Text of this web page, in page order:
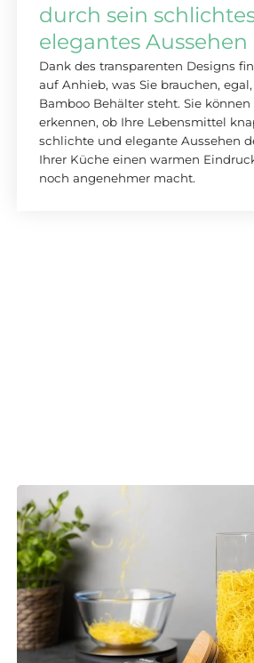
durch sein
elegantes Aussehen
Dank des transparenten Designs
auf Anhieb, was Sie brauchen,
Bamboo Behälter steht. Sie
erkennen, ob Ihre Lebensmittel
schlichte und elegante Aussehen
Ihrer Küche einen warmen
noch angenehmer macht.